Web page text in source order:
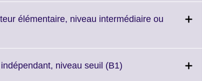
élémentaire, niveau intermédiaire ou
niveau seuil (B1)